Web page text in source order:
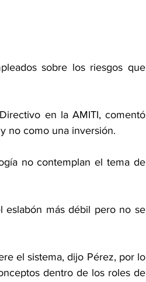
sobre los riesgos que
en la AMITI, comentó
no como una inversión.
no contemplan el tema de
eslabón más débil pero no se
el sistema, dijo Pérez, por lo
dentro de los roles de